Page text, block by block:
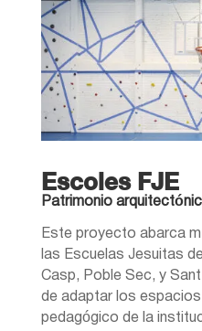
Escoles FJE
Patrimonio
Este proyecto abarca
las Escuelas Jesuitas
Casp, Poble Sec, y
de adaptar los
pedagógico de la